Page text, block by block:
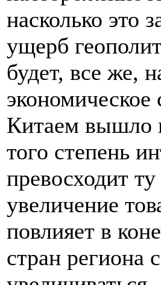
насколько это
ущерб
будет, все же,
Китаем вышло
того степень
превосходит
увеличение
повлияет в
стран региона